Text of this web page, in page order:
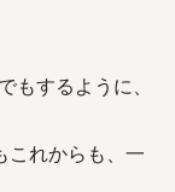
もするように、
これからも、一